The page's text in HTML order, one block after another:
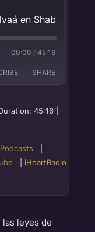
en Shabat
00:00 / 45:16
SHARE
Podcasts45:16|
iHeartRadio
las leyes de